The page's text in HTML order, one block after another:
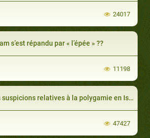
24017
s’est répandu par « l’épée » ??
11198
relatives à la polygamie en Islam
47427